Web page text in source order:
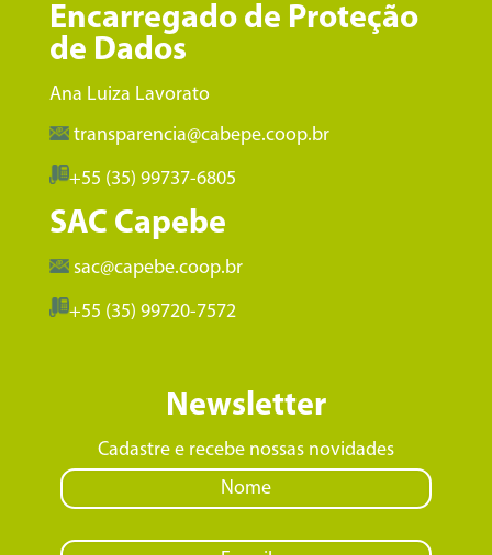
Encarregado de Proteção
de Dados
Ana Luiza Lavorato
transparencia@cabepe.coop.br
+55 (35) 99737-6805
SAC Capebe
sac@capebe.coop.br
+55 (35) 99720-7572
Newsletter
Cadastre e recebe nossas novidades